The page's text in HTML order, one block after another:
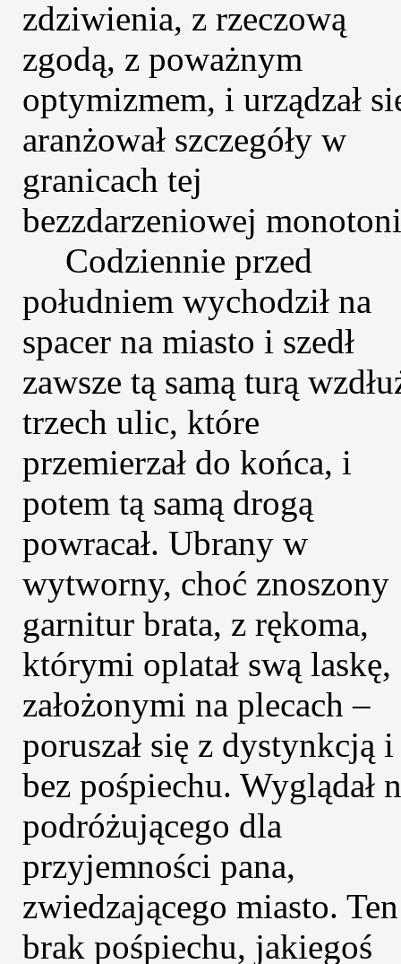
zdziwienia, z rzeczową
zgodą, z poważnym
optymizmem, i urządzał
aranżował szczegóły w
granicach tej
bezzdarzeniowej
Codziennie przed
południem wychodził na
spacer na miasto i szedł
zawsze tą samą turą
trzech ulic, które
przemierzał do końca, i
potem tą samą drogą
powracał. Ubrany w
wytworny, choć znoszony
garnitur brata, z rękoma,
którymi oplatał swą laskę,
założonymi na plecach –
poruszał się z dystynkcją i
bez pośpiechu. Wyglądał
podróżującego dla
przyjemności pana,
zwiedzającego miasto. Ten
brak pośpiechu, jakiegoś